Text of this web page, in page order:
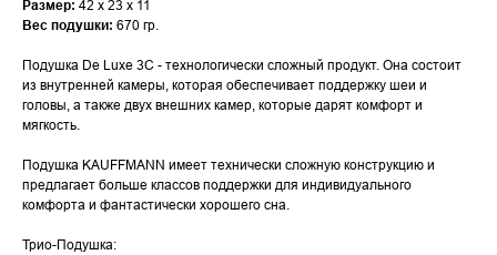
Размер: 42 x 23 x 11
Вес подушки: 670 гр.
Подушка De Luxe 3C - технологически сложный продукт. Она состоит
из внутренней камеры, которая обеспечивает поддержку шеи и
головы, а также двух внешних камер, которые дарят комфорт и
мягкость.
Подушка KAUFFMANN имеет технически сложную конструкцию и
предлагает больше классов поддержки для индивидуального
комфорта и фантастически хорошего сна.
Трио-Подушка: